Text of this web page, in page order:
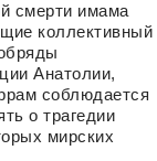
смерти имама
коллективный
Анатолии,
соблюдается
о трагедии
мирских